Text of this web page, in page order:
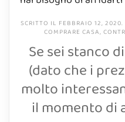
SCRITTO IL FEBBRAIO 12, 2020.
COMPRARE CASA,
Se sei stanco
(dato che i
molto
il momento di